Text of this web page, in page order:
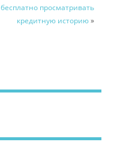
бесплатно просматривать
кредитную историю»